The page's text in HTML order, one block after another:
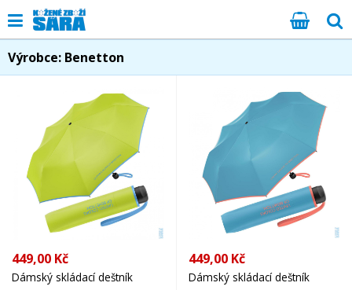
Výrobce: Benetton
449,00 Kč
Dámský skládací deštník
449,00 Kč
Dámský skládací deštník